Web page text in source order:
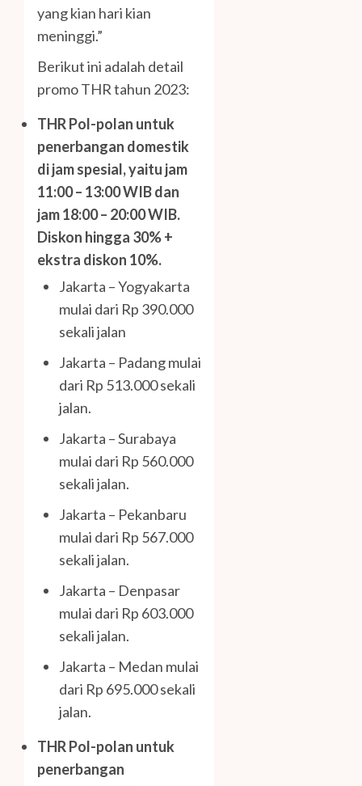
yang kian hari kian
meninggi.”
Berikut ini adalah detail
promo THR tahun 2023:
THR Pol-polan untuk
penerbangan domestik
di jam spesial, yaitu jam
11:00 – 13:00 WIB dan
jam 18:00 – 20:00 WIB.
Diskon hingga 30% +
ekstra diskon 10%.
Jakarta – Yogyakarta
mulai dari Rp 390.000
sekali jalan
Jakarta – Padang mulai
dari Rp 513.000 sekali
jalan.
Jakarta – Surabaya
mulai dari Rp 560.000
sekali jalan.
Jakarta – Pekanbaru
mulai dari Rp 567.000
sekali jalan.
Jakarta – Denpasar
mulai dari Rp 603.000
sekali jalan.
Jakarta – Medan mulai
dari Rp 695.000 sekali
jalan.
THR Pol-polan untuk
penerbangan